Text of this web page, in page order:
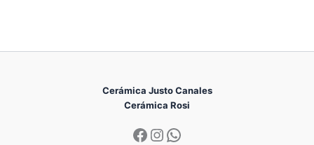
Cerámica Justo Canales
Cerámica Rosi
Facebook
Instagram
WhatsApp